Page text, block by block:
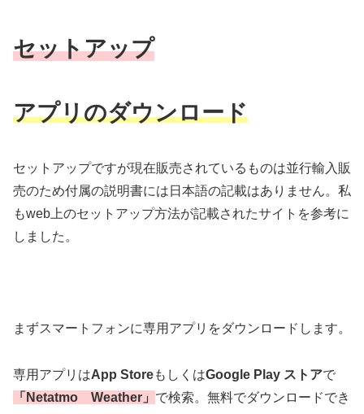
セットアップ
アプリのダウンロード
セットアップですが現在販売されているものは並行輸入販
売のため付属の説明書には日本語の記載はありません。私
もweb上のセットアップ方法が記載されたサイトを参考に
しました。
まずスマートフォンに専用アプリをダウンロードします。
専用アプリはApp StoreもしくはGoogle Play ストアで
「Netatmo Weather」 で検索。無料でダウンロードでき